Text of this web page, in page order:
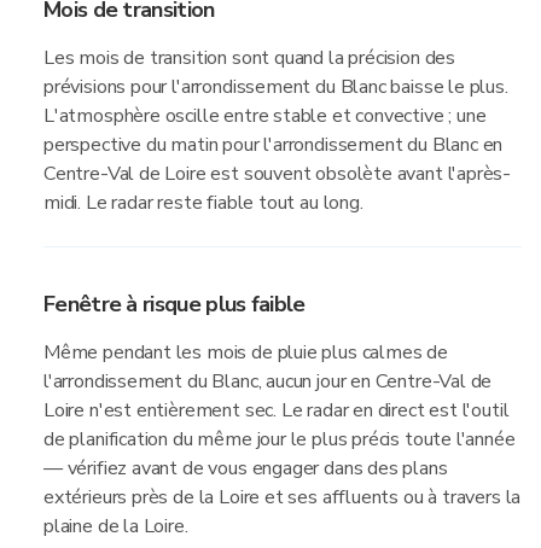
Mois de transition
Les mois de transition sont quand la précision des
prévisions pour l'arrondissement du Blanc baisse le plus.
L'atmosphère oscille entre stable et convective ; une
perspective du matin pour l'arrondissement du Blanc en
Centre-Val de Loire est souvent obsolète avant l'après-
midi. Le radar reste fiable tout au long.
Fenêtre à risque plus faible
Même pendant les mois de pluie plus calmes de
l'arrondissement du Blanc, aucun jour en Centre-Val de
Loire n'est entièrement sec. Le radar en direct est l'outil
de planification du même jour le plus précis toute l'année
— vérifiez avant de vous engager dans des plans
extérieurs près de la Loire et ses affluents ou à travers la
plaine de la Loire.